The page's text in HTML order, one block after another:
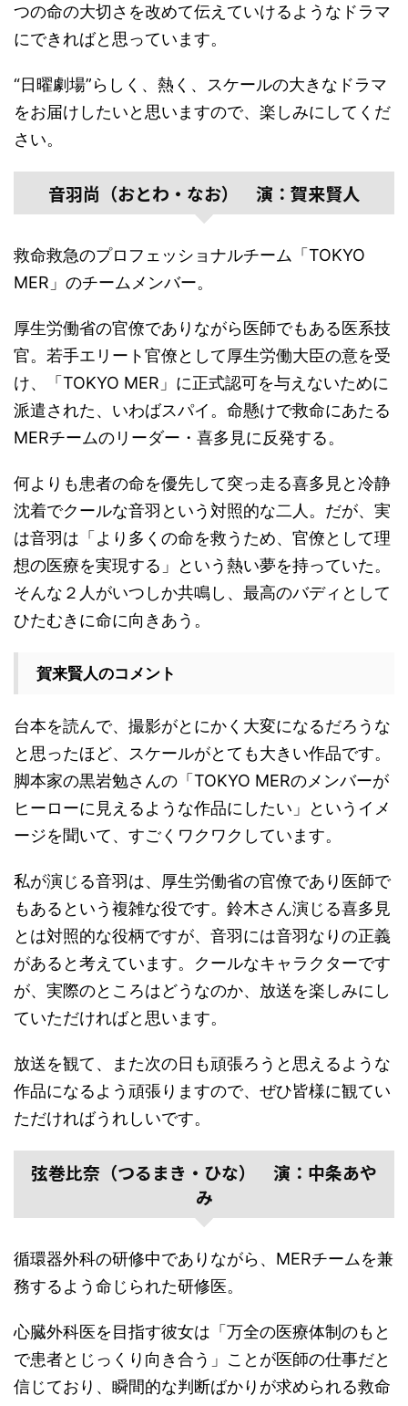
つの命の大切さを改めて伝えていけるようなドラマ
にできればと思っています。
“日曜劇場”らしく、熱く、スケールの大きなドラマ
をお届けしたいと思いますので、楽しみにしてくだ
さい。
音羽尚（おとわ・なお） 演：賀来賢人
救命救急のプロフェッショナルチーム「TOKYO
MER」のチームメンバー。
厚生労働省の官僚でありながら医師でもある医系技
官。若手エリート官僚として厚生労働大臣の意を受
け、「TOKYO MER」に正式認可を与えないために
派遣された、いわばスパイ。命懸けで救命にあたる
MERチームのリーダー・喜多見に反発する。
何よりも患者の命を優先して突っ走る喜多見と冷静
沈着でクールな音羽という対照的な二人。だが、実
は音羽は「より多くの命を救うため、官僚として理
想の医療を実現する」という熱い夢を持っていた。
そんな２人がいつしか共鳴し、最高のバディとして
ひたむきに命に向きあう。
賀来賢人のコメント
台本を読んで、撮影がとにかく大変になるだろうな
と思ったほど、スケールがとても大きい作品です。
脚本家の黒岩勉さんの「TOKYO MERのメンバーが
ヒーローに見えるような作品にしたい」というイメ
ージを聞いて、すごくワクワクしています。
私が演じる音羽は、厚生労働省の官僚であり医師で
もあるという複雑な役です。鈴木さん演じる喜多見
とは対照的な役柄ですが、音羽には音羽なりの正義
があると考えています。クールなキャラクターです
が、実際のところはどうなのか、放送を楽しみにし
ていただければと思います。
放送を観て、また次の日も頑張ろうと思えるような
作品になるよう頑張りますので、ぜひ皆様に観てい
ただければうれしいです。
弦巻比奈（つるまき・ひな） 演：中条あや
み
循環器外科の研修中でありながら、MERチームを兼
務するよう命じられた研修医。
心臓外科医を目指す彼女は「万全の医療体制のもと
で患者とじっくり向き合う」ことが医師の仕事だと
信じており、瞬間的な判断ばかりが求められる救命